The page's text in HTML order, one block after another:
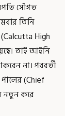
সৌগত
তিনি
(Calcutta High
তাই আইনি
না। পরবর্তী
(Chief
নতুন করে